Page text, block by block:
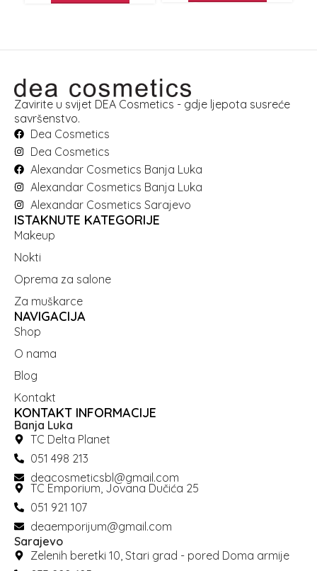
Zavirite u svijet DEA Cosmetics - gdje ljepota susreće
savršenstvo.
Dea Cosmetics
Dea Cosmetics
Alexandar Cosmetics Banja Luka
Alexandar Cosmetics Banja Luka
Alexandar Cosmetics Sarajevo
ISTAKNUTE KATEGORIJE
Makeup
Nokti
Oprema za salone
Za muškarce
NAVIGACIJA
Shop
O nama
Blog
Kontakt
KONTAKT INFORMACIJE
Banja Luka
TC Delta Planet
051 498 213
deacosmeticsbl@gmail.com
TC Emporium, Jovana Dučića 25
051 921 107
deaemporijum@gmail.com
Sarajevo
Zelenih beretki 10, Stari grad - pored Doma armije